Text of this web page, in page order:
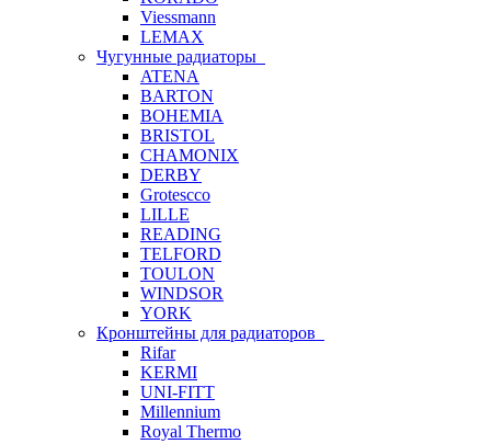
Viessmann
LEMAX
Чугунные радиаторы
ATENA
BARTON
BOHEMIA
BRISTOL
CHAMONIX
DERBY
Grotescco
LILLE
READING
TELFORD
TOULON
WINDSOR
YORK
Кронштейны для радиаторов
Rifar
KERMI
UNI-FITT
Millennium
Royal Thermo